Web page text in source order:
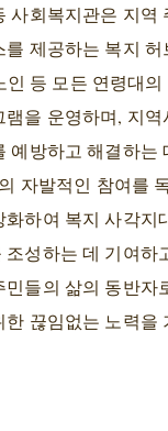
사회복지관은 지역
제공하는 복지
등 모든 연령대
을 운영하며, 지
예방하고 해결하는
자발적인 참여를
하여 복지 사각지
성하는 데 기여하
들의 삶의 동반자
끊임없는 노력을